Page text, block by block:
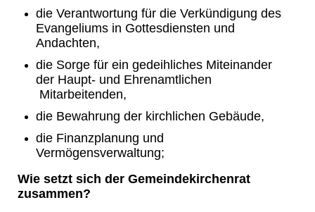
die Verantwortung für die Verkündigung des
Evangeliums in Gottesdiensten und
Andachten,
die Sorge für ein gedeihliches Miteinander
der Haupt- und Ehrenamtlichen
Mitarbeitenden,
die Bewahrung der kirchlichen Gebäude,
die Finanzplanung und
Vermögensverwaltung;
Wie setzt sich der Gemeindekirchenrat
zusammen?